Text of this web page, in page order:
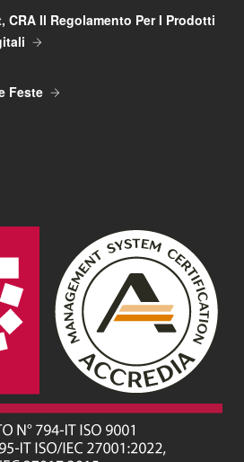
CRA Il Regolamento Per I Prodotti
Feste